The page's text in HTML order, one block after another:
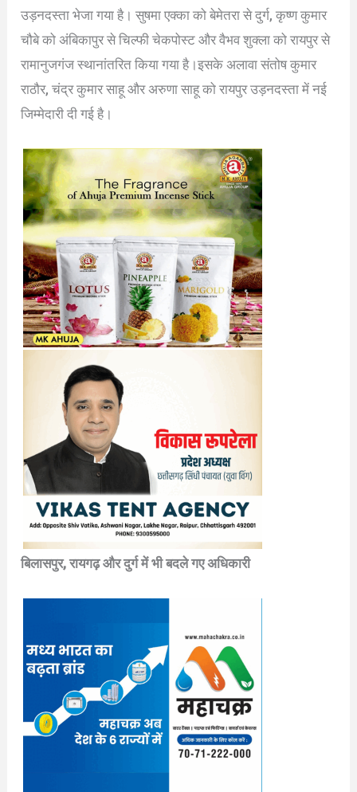
उड़नदस्ता भेजा गया है। सुषमा एक्का को बेमेतरा से दुर्ग, कृष्ण कुमार
चौबे को अंबिकापुर से चिल्फी चेकपोस्ट और वैभव शुक्ला को रायपुर से
रामानुजगंज स्थानांतरित किया गया है।इसके अलावा संतोष कुमार
राठौर, चंद्र कुमार साहू और अरुणा साहू को रायपुर उड़नदस्ता में नई
जिम्मेदारी दी गई है।
बिलासपुर, रायगढ़ और दुर्ग में भी बदले गए अधिकारी